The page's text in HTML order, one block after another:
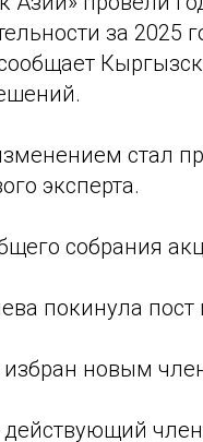
за 2025
стал
эксперта.
собрания
покинула пост
новым